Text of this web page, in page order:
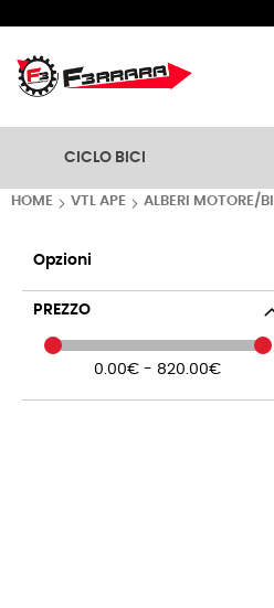
CICLO BICI
HOME VTL APE ALBERI MOTORE/
Opzioni
PREZZO
0.00€ - 820.00€